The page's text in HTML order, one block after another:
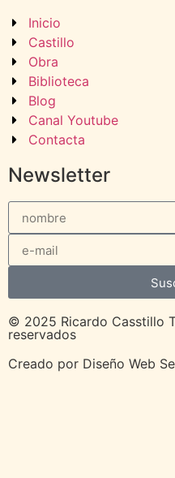
Inicio
Castillo
Obra
Biblioteca
Blog
Canal Youtube
Contacta
Newsletter
© 2025 Ricardo Casstillo
reservados
Creado por Diseño Web